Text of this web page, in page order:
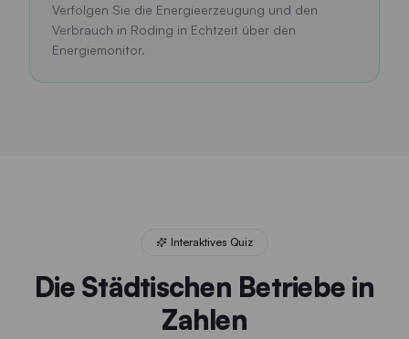
Verfolgen Sie die Energieerzeugung und den
Verbrauch in Roding in Echtzeit über den
Energiemonitor.
Quiz gestartet. Frage 1 von 5: Wie lang ist das
Interaktives Quiz
Die Städtischen Betriebe in
Zahlen